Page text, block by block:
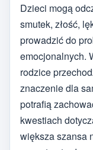
Dzieci mogą
smutek, złość,
prowadzić do
emocjonalnych.
rodzice
znaczenie dla
potrafią
kwestiach
większa szansa